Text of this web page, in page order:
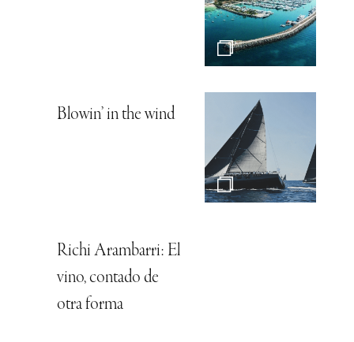
Blowin’ in the wind
Richi Arambarri: El
vino, contado de
otra forma